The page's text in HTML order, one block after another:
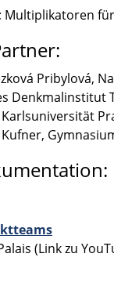
Multi­pli­ka­to­ren
Priby­l­ová,
Denkmal­in­sti­tut
(Link zu